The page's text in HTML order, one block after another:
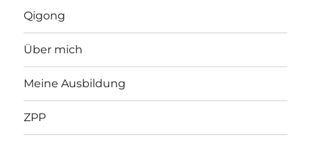
Qigong
Über mich
Meine Ausbildung
ZPP